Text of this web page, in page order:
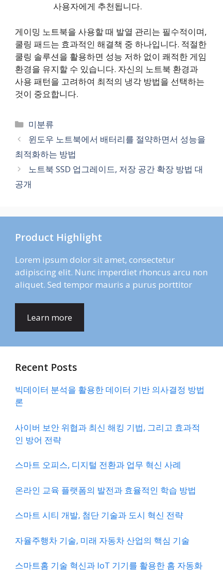
사용자에게 추천됩니다.
게이밍 노트북을 사용할 때 발열 관리는 필수적이며,
쿨링 패드는 효과적인 해결책 중 하나입니다. 적절한
쿨링 솔루션을 활용하면 성능 저하 없이 쾌적한 게임
환경을 유지할 수 있습니다. 자신의 노트북 환경과
사용 패턴을 고려하여 최적의 냉각 방법을 선택하는
것이 중요합니다.
카
테
고
리
미분류
윈도우 노트북에서 배터리를 절약하면서 성능을
최적화하는 방법
노트북 SSD 업그레이드, 저장 공간 확장 방법 대
공개
Product Highlight
Lorem ipsum dolor sit amet, consectetur
adipiscing elit. Nunc imperdiet rhoncus arcu non
aliquet. Sed tempor mauris a purus porttitor
Learn more
Recent Posts
빅데이터 분석을 활용한 데이터 기반 의사결정 방법
론
사이버 보안 위협과 최신 해킹 기법, 그리고 효과적
인 방어 전략
스마트 오피스, 디지털 전환과 업무 혁신 사례
온라인 교육 플랫폼의 발전과 효율적인 학습 방법
스마트 시티 개발, 첨단 기술과 도시 혁신 전략
자율주행차 기술, 미래 자동차 산업의 핵심 기술
스마트홈 기술 혁신과 IoT 기기를 활용한 홈 자동화